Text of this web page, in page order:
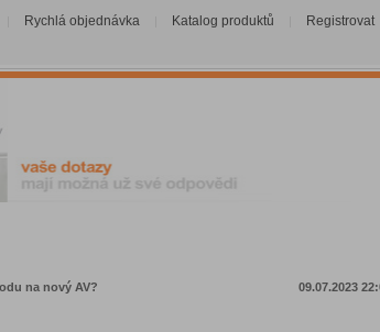
Rychlá objednávka Katalog produktů Registrovat
na nový AV?
09.07.2023